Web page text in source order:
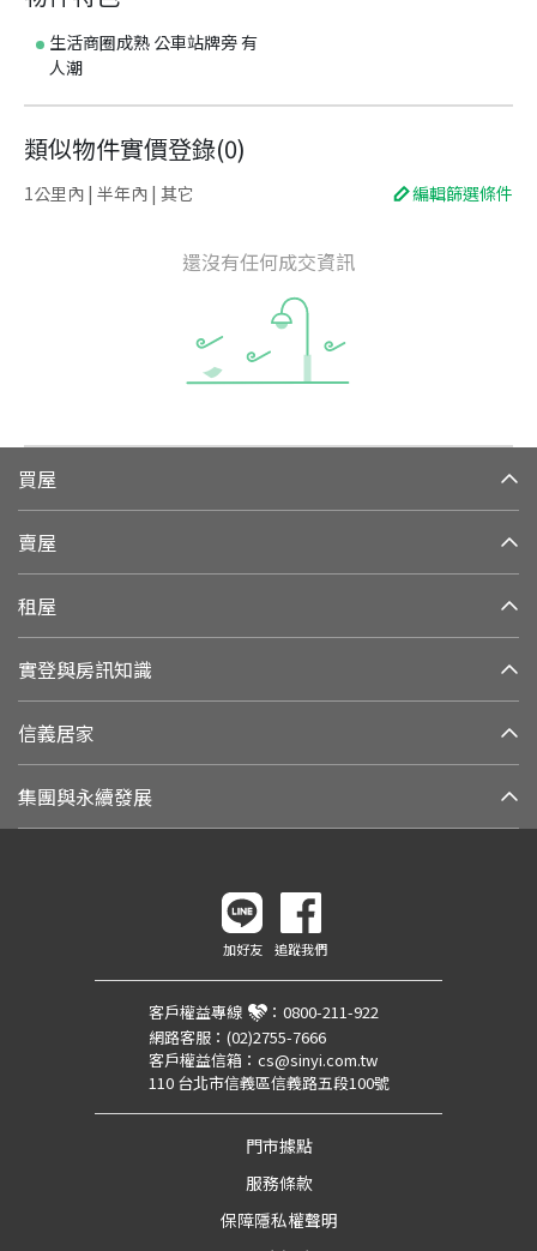
生活商圈成熟 公車站牌旁 有
人潮
類似物件實價登錄(0)
1公里內 | 半年內 | 其它 編輯篩選條件
還沒有任何成交資訊
買屋
賣屋
租屋
實登與房訊知識
信義居家
集團與永續發展
加好友 追蹤我們
客戶權益專線 ： 0800-211-922
網路客服： (02)2755-7666
客戶權益信箱： cs@sinyi.com.tw
110 台北市信義區信義路五段100號
門市據點
服務條款
保障隱私權聲明